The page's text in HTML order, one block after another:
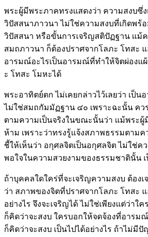
พระผู้มีพระภาคทรงแสดงว่า ความสงบซึ่
วิปัสสนาภาวนา ไม่ใช่ความสงบที่เกิดพ
วิปัสสนา หรือขั้นการเจริญสติปัฏฐาน แม้
สมถภาวนา ก็ต้องปราศจากโลภะ โทสะ
อารมณ์อะไรเป็นอารมณ์ที่ทำให้จิตผ่องแ
ะ โทสะ โมหะได้
พระอาทิตย์ตก ไม่เคยกล่าวไว้เลยว่า เป็
ไม่ใช่สมถกัมมัฏฐาน ๔๐ เพราะฉะนั้น คว
ตามความเป็นจริงในขณะนั้นว่า แม้พระผู้
ห้าม เพราะว่าทรงรู้แจ้งสภาพธรรมตามค
ชี้ให้เห็นว่า อกุศลจิตเป็นอกุศลจิต ไม่ใช่ค
พอใจในความสวยงามของธรรมชาตินั้น
ถ้าบุคคลใดใคร่ที่จะเจริญความสงบ ต้อง
ว่า สภาพของจิตที่ปราศจากโลภะ โทสะ
อย่างไร จึงจะเจริญได้ ไม่ใช่เพียงแต่ว่าใ
ก็คิดว่าจะสงบ ใครบอกให้จดจ้องที่อารม
ก็คิดว่าจะสงบ เป็นไปได้อย่างไร ถ้าไม่มี